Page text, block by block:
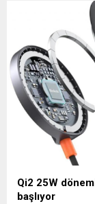
Qi2 25W
başlıyor